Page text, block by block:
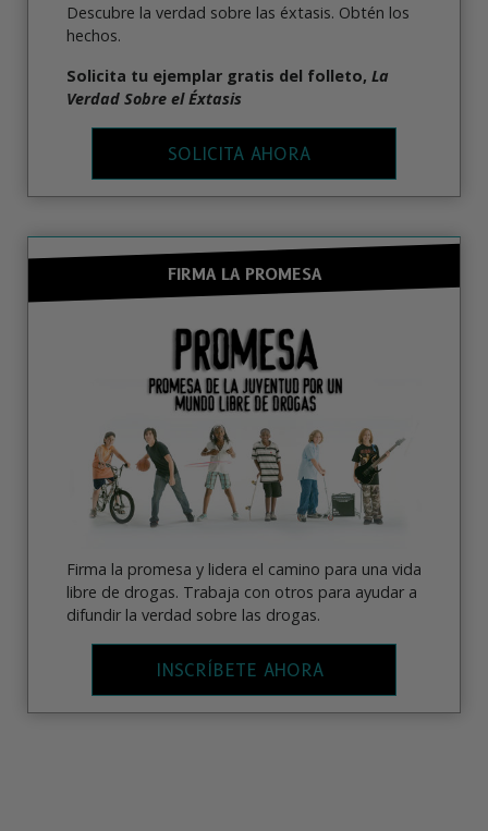
Descubre la verdad sobre las éxtasis. Obtén los
hechos.
Solicita tu ejemplar gratis del folleto, La
Verdad Sobre el Éxtasis
SOLICITA AHORA
FIRMA LA PROMESA
Firma la promesa y lidera el camino para una vida
libre de drogas. Trabaja con otros para ayudar a
difundir la verdad sobre las drogas.
INSCRÍBETE AHORA